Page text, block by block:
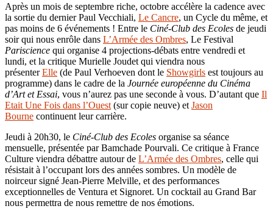
Après un mois de septembre riche, octobre accélère la cadence avec
la sortie du dernier Paul Vecchiali, Le Cancre, un Cycle du même, et
pas moins de 6 événements ! Entre le Ciné-Club des Ecoles de jeudi
soir qui nous enrôle dans L’Armée des Ombres, Le Festival
Pariscience qui organise 4 projections-débats entre vendredi et
lundi, et la critique Murielle Joudet qui viendra nous
présenterElle (de Paul Verhoeven dont le Showgirls est toujours au
programme) dans le cadre de la Journée européenne du Cinéma
d’Art et Essai, vous n’aurez pas une seconde à vous. D’autant que Il
Etait Une Fois dans l’Ouest (sur copie neuve) et Jason
Bourne continuent leur carrière.
Jeudi à 20h30, le Ciné-Club des Ecoles organise sa séance
mensuelle, présentée par Bamchade Pourvali. Ce critique à France
Culture viendra débattre autour de L’Armée des Ombres, celle qui
résistait à l’occupant lors des années sombres. Un modèle de
noirceur signé Jean-Pierre Melville, et des performances
exceptionnelles de Ventura et Signoret. Un cocktail au Grand Bar
nous permettra de nous remettre de nos émotions.